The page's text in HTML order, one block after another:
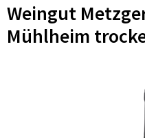
Weingut
Mühlheim